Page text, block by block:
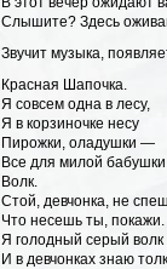
Слышите? Здесь
Звучит музыка,
Красная Шапочка.
Я совсем одна в лесу,
Я в корзиночке несу
Пирожки, оладушки —
Все для милой
Волк.
Стой, девчонка, не
Что несешь ты, покажи.
Я голодный серый волк
И в девчонках знаю